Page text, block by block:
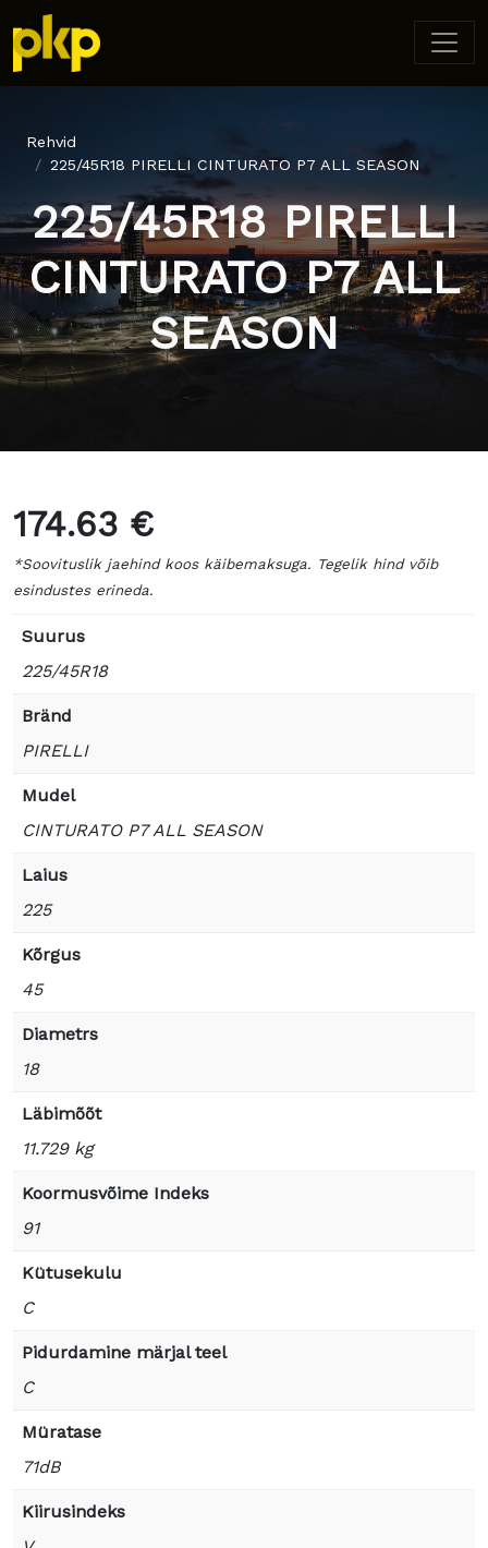
Rehvid
225/45R18 PIRELLI CINTURATO P7 ALL SEASON
225/45R18 PIRELLI
CINTURATO P7 ALL
SEASON
174.63 €
*Soovituslik jaehind koos käibemaksuga. Tegelik hind võib
esindustes erineda.
Suurus
225/45R18
Bränd
PIRELLI
Mudel
CINTURATO P7 ALL SEASON
Laius
225
Kõrgus
45
Diametrs
18
Läbimõõt
11.729 kg
Koormusvõime Indeks
91
Kütusekulu
C
Pidurdamine märjal teel
C
Müratase
71dB
Kiirusindeks